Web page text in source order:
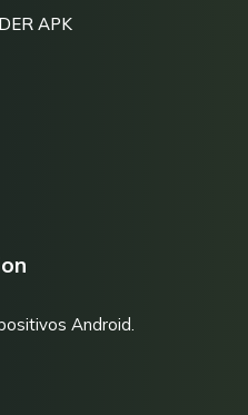
APK
Android.